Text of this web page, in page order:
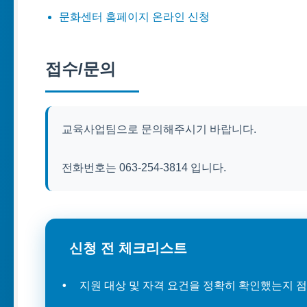
문화센터 홈페이지 온라인 신청
접수/문의
교육사업팀으로 문의해주시기 바랍니다.
전화번호는 063-254-3814 입니다.
신청 전 체크리스트
지원 대상 및 자격 요건을 정확히 확인했는지